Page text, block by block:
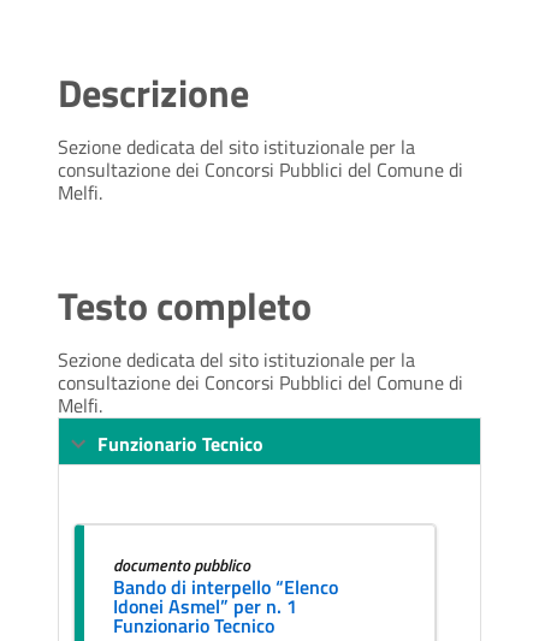
Descrizione
Sezione dedicata del sito istituzionale per la
consultazione dei Concorsi Pubblici del Comune di
Melfi.
Testo completo
Sezione dedicata del sito istituzionale per la
consultazione dei Concorsi Pubblici del Comune di
Melfi.
Funzionario Tecnico
documento pubblico
Bando di interpello “Elenco
Idonei Asmel” per n. 1
Funzionario Tecnico